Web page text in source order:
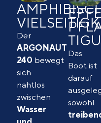
Der
ARGONAUT
240 bewegt
sich
nahtlos
zwischen
Wasser
Das
Boot ist
darauf
sowohl